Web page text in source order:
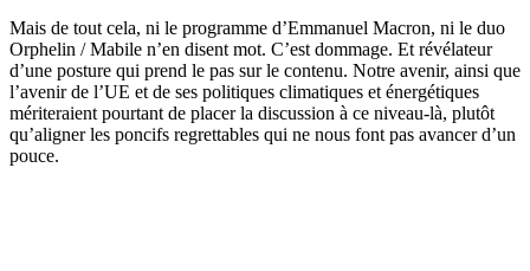
Mais de tout cela, ni le programme d’Emmanuel Macron, ni le duo
Orphelin / Mabile n’en disent mot. C’est dommage. Et révélateur
d’une posture qui prend le pas sur le contenu. Notre avenir, ainsi que
l’avenir de l’UE et de ses politiques climatiques et énergétiques
mériteraient pourtant de placer la discussion à ce niveau-là, plutôt
qu’aligner les poncifs regrettables qui ne nous font pas avancer d’un
pouce.